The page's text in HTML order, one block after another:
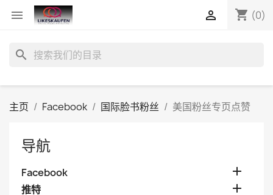
 shopping_cart (0)

search
主页 Facebook 国际脸书粉丝 美国粉丝专页点赞
导航
Facebook 
推特 